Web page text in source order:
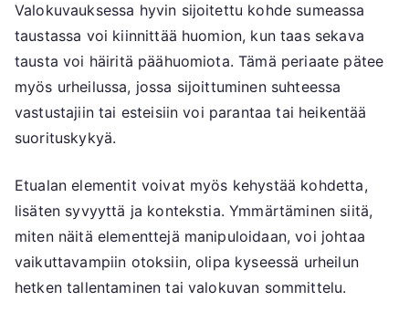
Valokuvauksessa hyvin sijoitettu kohde sumeassa
taustassa voi kiinnittää huomion, kun taas sekava
tausta voi häiritä päähuomiota. Tämä periaate pätee
myös urheilussa, jossa sijoittuminen suhteessa
vastustajiin tai esteisiin voi parantaa tai heikentää
suorituskykyä.
Etualan elementit voivat myös kehystää kohdetta,
lisäten syvyyttä ja kontekstia. Ymmärtäminen siitä,
miten näitä elementtejä manipuloidaan, voi johtaa
vaikuttavampiin otoksiin, olipa kyseessä urheilun
hetken tallentaminen tai valokuvan sommittelu.